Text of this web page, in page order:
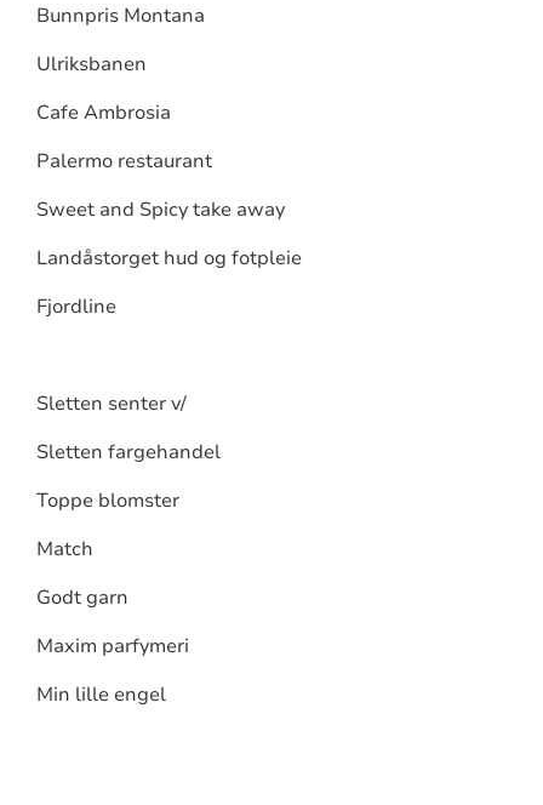
Bunnpris Montana
Ulriksbanen
Cafe Ambrosia
Palermo restaurant
Sweet and Spicy take away
Landåstorget hud og fotpleie
Fjordline
Sletten senter v/
Sletten fargehandel
Toppe blomster
Match
Godt garn
Maxim parfymeri
Min lille engel